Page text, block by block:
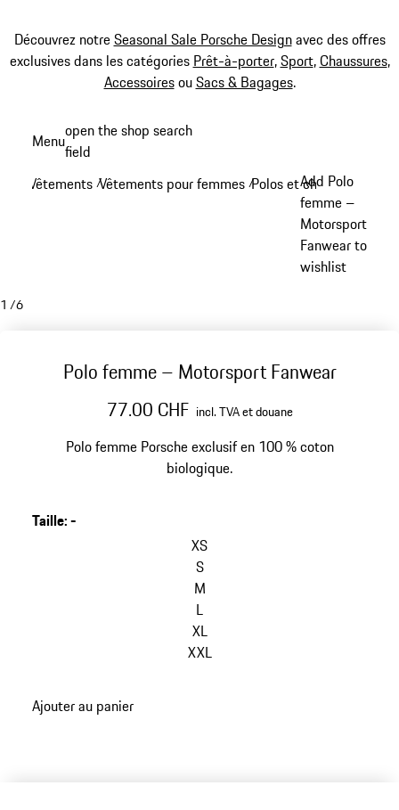
Découvrez notreSeasonal Sale Porsche Designavec des offres
exclusives dans les catégories Prêt-à-porter,Sport,Chaussures,
AccessoiresouSacs & Bagages.
principal
Menuopen the shop search
field
Vêtements /Vêtements pour femmes /Polos et chemises -
Add Polo
femme –
Motorsport
Fanwear to
wishlist
1 /6
Polo femme – Motorsport Fanwear
77.00 CHF incl. TVA et douane
Polo femme Porsche exclusif en 100 % coton
biologique.
Taille:-
XS
S
M
L
XL
XXL
Ajouter au panier